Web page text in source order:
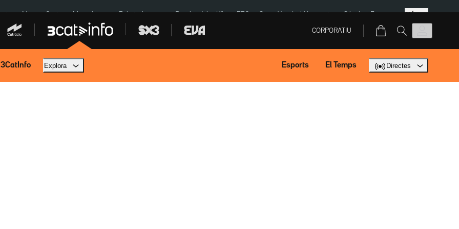
Menors Ceuta Mercabarna Robatoris coure Bombardejos Kíiv ERC SpaceX Isaki Lacuesta Sánchez Europa Més
CORPORATIU
3CatInfo Explora Esports El Temps Directes